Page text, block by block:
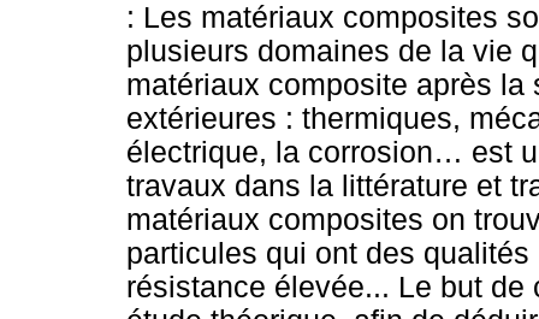
: Les matériaux composites
plusieurs domaines de la vie
matériaux composite après
extérieures : thermiques,
électrique, la corrosion… est
travaux dans la littérature et
matériaux composites on
particules qui ont des
résistance élevée... Le but